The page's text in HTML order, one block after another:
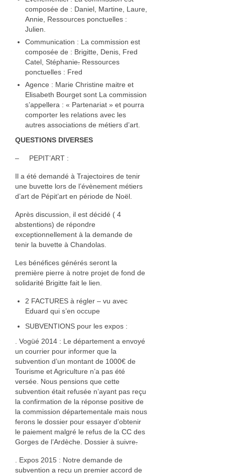
composée de : Daniel, Martine, Laure,
Annie, Ressources ponctuelles :
Julien.
Communication : La commission est
composée de : Brigitte, Denis, Fred
Catel, Stéphanie. Ressources
ponctuelles : Fred
Agence : Marie Christine maitre et
Elisabeth Bourget sont La commission
s’appellera : « Partenariat » et pourra
comporter les relations avec les
autres associations de métiers d’art.
QUESTIONS DIVERSES
– PEPIT’ART :
Il a été demandé à Trajectoires de tenir
une buvette lors de l’évènement métiers
d’art de Pépit’art en période de Noël.
Après discussion, il est décidé ( 4
abstentions) de répondre
exceptionnellement à la demande de
tenir la buvette à Chandolas.
Les bénéfices générés seront la
première pierre à notre projet de fond de
solidarité Brigitte fait le lien.
2 FACTURES à régler – vu avec
Eduard qui s’en occupe
SUBVENTIONS pour les expos :
. Vogüé 2014 : Le département a envoyé
un courrier pour informer que la
subvention d’un montant de 1000€ de
Tourisme et Agriculture n’a pas été
versée. Nous pensions que cette
subvention était refusée n’ayant pas reçu
la confirmation de la réponse positive de
la commission départementale mais nous
ferons le dossier pour essayer d’obtenir
le paiement malgré le refus de la CC des
Gorges de l’Ardèche. Dossier à suivre.
. Expos 2015 : Notre demande de
subvention a reçu un premier accord de